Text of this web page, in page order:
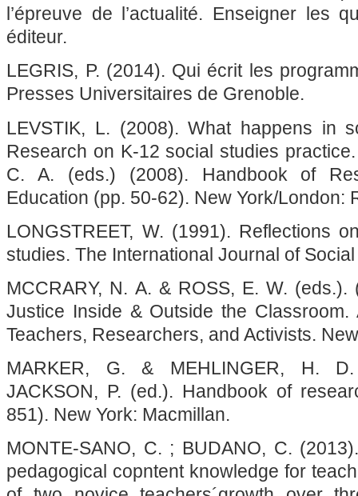
l’épreuve de l’actualité. Enseigner les
éditeur.
LEGRIS, P. (2014). Qui écrit les
Presses Universitaires de Grenoble.
LEVSTIK, L. (2008). What happens in
Research on K-12 social studies
C. A. (eds.) (2008). Handbook of
Education (pp. 50-62). New York/London:
LONGSTREET, W. (1991). Reflections
studies. The International Journal of
MCCRARY, N. A. & ROSS, E. W.
Justice Inside & Outside the Classroom.
Teachers, Researchers, and Activists.
MARKER, G. & MEHLINGER, H.
JACKSON, P. (ed.). Handbook of
851). New York: Macmillan.
MONTE-SANO, C. ; BUDANO, C.
pedagogical copntent knowledge for